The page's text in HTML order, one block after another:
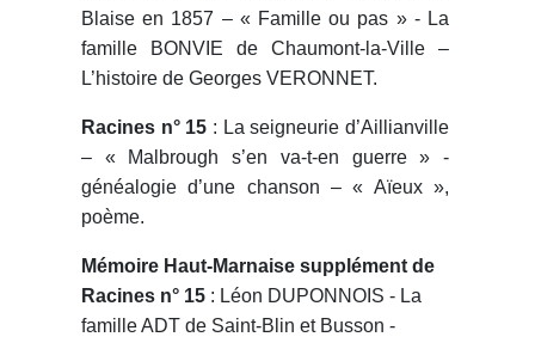
Blaise en 1857 – « Famille ou pas » - La
famille BONVIE de Chaumont-la-Ville –
L’histoire de Georges VERONNET.
Racines n° 15 : La seigneurie d’Aillianville
– « Malbrough s’en va-t-en guerre » -
généalogie d’une chanson – « Aïeux »,
poème.
Mémoire Haut-Marnaise supplément de
Racines n° 15 : Léon DUPONNOIS - La
famille ADT de Saint-Blin et Busson -